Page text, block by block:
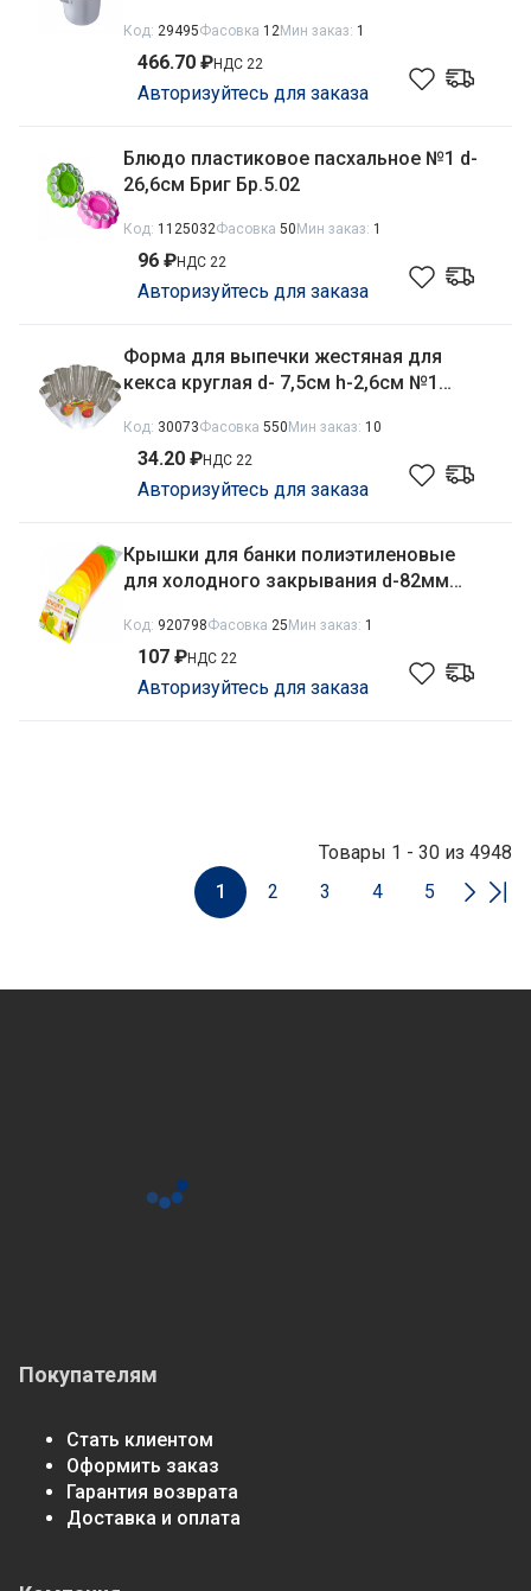
Код: 29495Фасовка 12Мин заказ: 1
466.70 ₽НДС 22
Авторизуйтесь для заказа
Блюдо пластиковое пасхальное №1 d-
26,6см Бриг Бр.5.02
Код: 1125032Фасовка 50Мин заказ: 1
96 ₽НДС 22
Авторизуйтесь для заказа
Форма для выпечки жестяная для
кекса круглая d- 7,5см h-2,6см №1
Код: 30073Фасовка 550Мин заказ: 10
34.20 ₽НДС 22
Авторизуйтесь для заказа
Крышки для банки полиэтиленовые
для холодного закрывания d-82мм
Код: 920798Фасовка 25Мин заказ: 1
107 ₽НДС 22
Авторизуйтесь для заказа
Товары 1 - 30 из 4948
1
2 3 4 5
Покупателям
Стать клиентом
Оформить заказ
Гарантия возврата
Доставка и оплата